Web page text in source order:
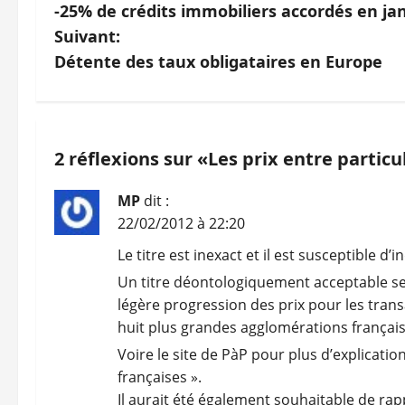
a
v
g
a
t
-25% de crédits immobiliers accordés en
Suivant:
Détente des taux obligataires en Europe
2 réflexions sur «Les prix entre
MP dit :
22/02/2012 à 22:20
Le titre est inexact et il est susceptible
Un titre déontologiquement acceptable
légère progression des prix pour les
huit plus grandes agglomérations
Voire le site de PàP pour plus
françaises ».
Il aurait été également souhaitable de